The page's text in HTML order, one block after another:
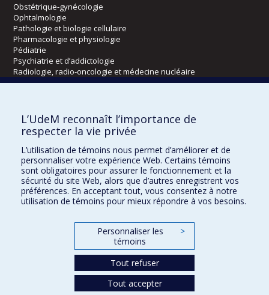
Obstétrique-gynécologie
Ophtalmologie
Pathologie et biologie cellulaire
Pharmacologie et physiologie
Pédiatrie
Psychiatrie et d’addictologie
Radiologie, radio-oncologie et médecine nucléaire
Écoles
Kinésiologie et des sciences de l’activité physique
Orthophonie et audiologie
Réadaptation
Directions
DPC
CPASS
L’UdeM reconnaît l’importance de
respecter la vie privée
L’utilisation de témoins nous permet d’améliorer et de
personnaliser votre expérience Web. Certains témoins
sont obligatoires pour assurer le fonctionnement et la
sécurité du site Web, alors que d’autres enregistrent vos
préférences. En acceptant tout, vous consentez à notre
utilisation de témoins pour mieux répondre à vos besoins.
Personnaliser les
témoins
>
Tout refuser
Tout accepter